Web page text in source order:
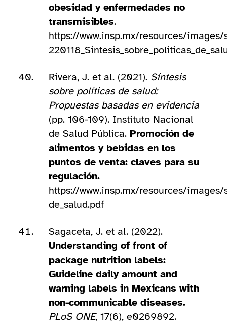
obesidad y enfermedades no
transmisibles.
https://www.insp.mx/resources/
Rivera, J. et al. (2021). Síntesis
sobre políticas de salud:
Propuestas basadas en evidencia
(pp. 106-109). Instituto Nacional
de Salud Pública. Promoción de
alimentos y bebidas en los
puntos de venta: claves para su
regulación.
https://www.insp.mx/resources/
de_salud.pdf
Sagaceta, J. et al. (2022).
Understanding of front of
package nutrition labels:
Guideline daily amount and
warning labels in Mexicans with
non-communicable diseases.
PLoS ONE, 17(6), e0269892.